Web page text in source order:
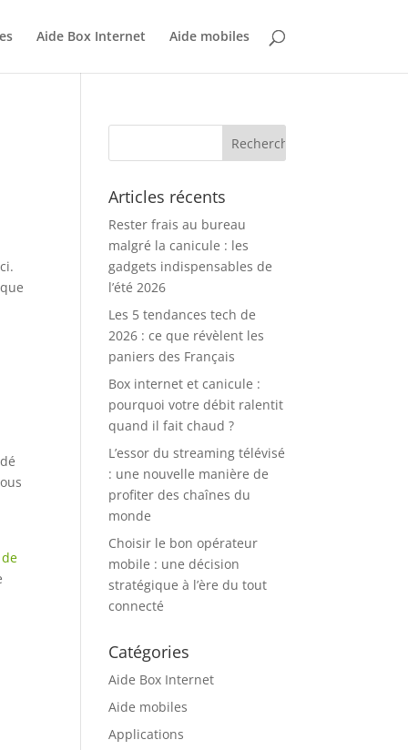
Aide Box Internet Aide mobiles
Articles récents
Rester frais au bureau
malgré la canicule : les
gadgets indispensables de
l’été 2026
Les 5 tendances tech de
2026 : ce que révèlent les
paniers des Français
Box internet et canicule :
pourquoi votre débit ralentit
quand il fait chaud ?
L’essor du streaming télévisé
: une nouvelle manière de
profiter des chaînes du
monde
Choisir le bon opérateur
mobile : une décision
stratégique à l’ère du tout
connecté
Catégories
Aide Box Internet
Aide mobiles
Applications